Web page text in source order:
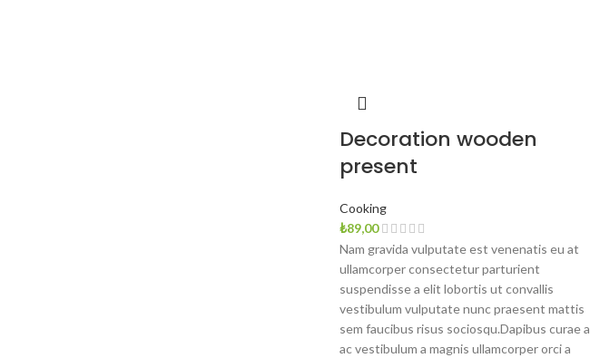
Decoration wooden
present
Cooking
₺89,00
Nam gravida vulputate est venenatis eu at
ullamcorper consectetur parturient
suspendisse a elit lobortis ut convallis
vestibulum vulputate nunc praesent mattis
sem faucibus risus sociosqu.Dapibus curae a
ac vestibulum a magnis ullamcorper orci a